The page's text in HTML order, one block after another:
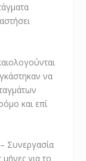
να
και επί
Συνεργασία
για το